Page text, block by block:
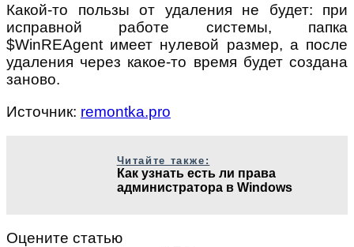
Какой-то пользы от удаления не будет: при
исправной работе системы, папка
$WinREAgent имеет нулевой размер, а после
удаления через какое-то время будет создана
заново.
Источник: remontka.pro
Читайте также:
Как узнать есть ли права
администратора в Windows
Оцените статью